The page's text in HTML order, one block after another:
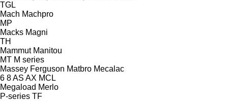
TGL
Mach Machpro
MP
Macks Magni
TH
Mammut Manitou
MT M series
Massey Ferguson Matbro Mecalac
6 8AS AX MCL
Megaload Merlo
P-series TF